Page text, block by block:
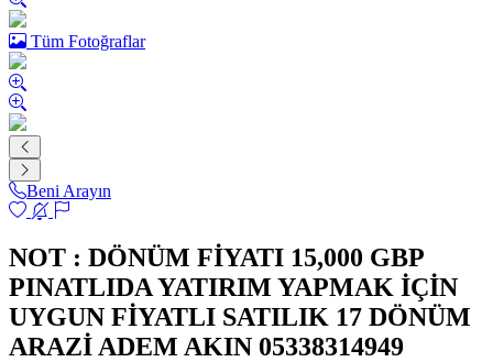
Tüm Fotoğraflar
Beni Arayın
NOT : DÖNÜM FİYATI 15,000 GBP
PINATLIDA YATIRIM YAPMAK İÇİN
UYGUN FİYATLI SATILIK 17 DÖNÜM
ARAZİ ADEM AKIN 05338314949